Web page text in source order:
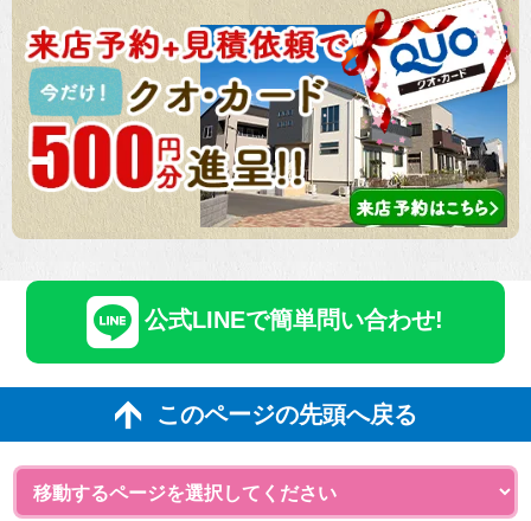
公式LINEで簡単問い合わせ!
このページの先頭へ戻る